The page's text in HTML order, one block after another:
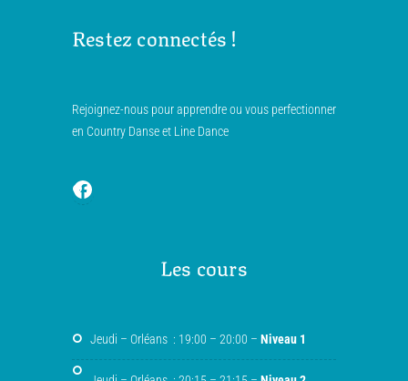
Restez connectés !
Rejoignez-nous pour apprendre ou vous perfectionner
en Country Danse et Line Dance
Les cours
Jeudi – Orléans : 19:00 – 20:00 – Niveau 1